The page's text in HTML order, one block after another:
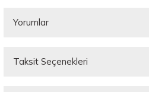
Yorumlar
Taksit Seçenekleri